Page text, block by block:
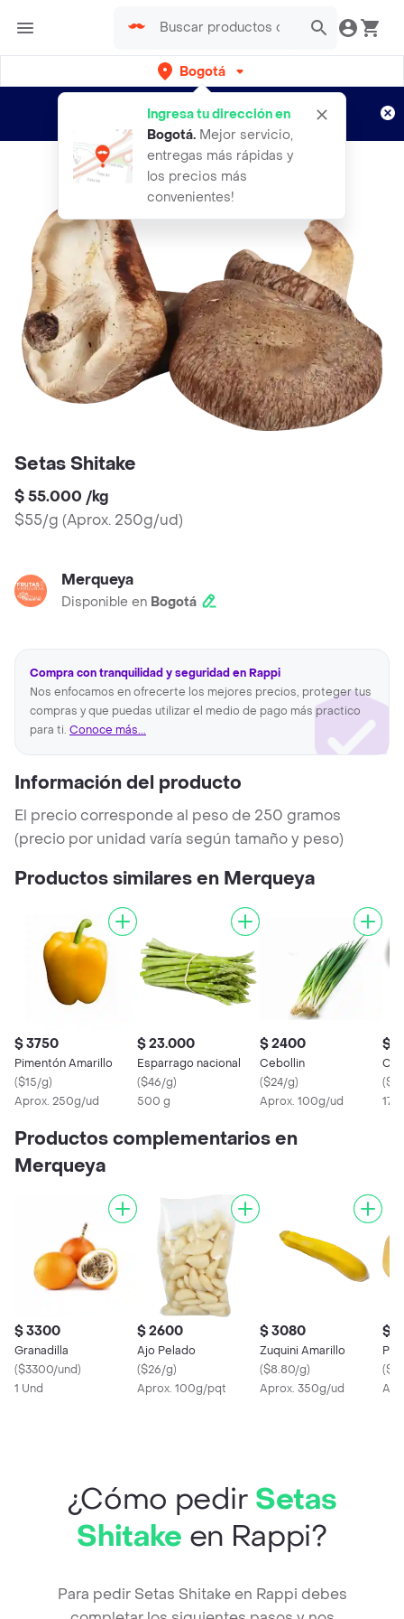
Bogotá
Ingresa tu dirección en
Bogotá. Mejor servicio,
entregas más rápidas y
los precios más
convenientes!
envíos gratis por semanas
Aplican TyC
Setas Shitake
$ 55.000 /kg
$55/g (Aprox. 250g/ud)
Merqueya
Disponible en Bogotá
Compra con tranquilidad y seguridad en Rappi
Nos enfocamos en ofrecerte los mejores precios, proteger tus
compras y que puedas utilizar el medio de pago más practico
para ti. Conoce más...
Información del producto
El precio corresponde al peso de 250 gramos
(precio por unidad varía según tamaño y peso)
Productos similares en Merqueya
$ 3750
Pimentón Amarillo
($15/g)
Aprox. 250g/ud
$ 23.000
Esparrago nacional
($46/g)
500 g
$ 2400
Cebollin
($24/g)
Aprox. 100g/ud
$
(
175
Productos complementarios en
Merqueya
$ 3300
Granadilla
($3300/und)
1 Und
$ 2600
Ajo Pelado
($26/g)
Aprox. 100g/pqt
$ 3080
Zuquini Amarillo
($8.80/g)
Aprox. 350g/ud
$
(
¿Cómo pedir Setas
Shitake en Rappi?
Para pedir Setas Shitake en Rappi debes